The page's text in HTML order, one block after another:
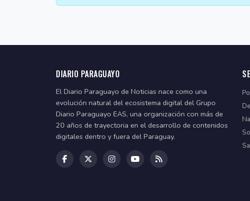
DIARIO PARAGUAYO
El Diario Paraguayo de Noticias nace como una
evolución natural del ecosistema digital del Grupo
Diario Paraguayo EAS, una organización con más de
20 años de trayectoria en el desarrollo de contenidos
digitales dentro y fuera del Paraguay.